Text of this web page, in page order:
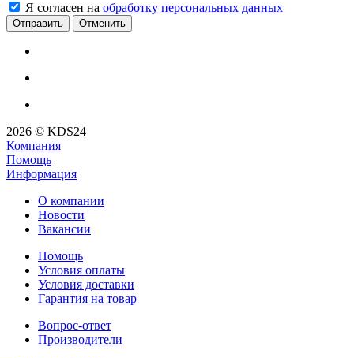
Я согласен на обработку персональных данных
Отменить
2026 © KDS24
Компания
Помощь
Информация
О компании
Новости
Вакансии
Помощь
Условия оплаты
Условия доставки
Гарантия на товар
Вопрос-ответ
Производители